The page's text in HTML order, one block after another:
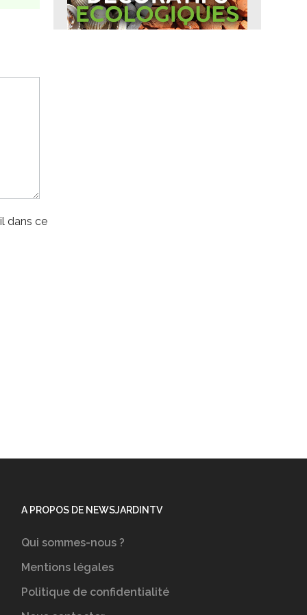
dans ce
A PROPOS DE NEWSJARDINTV
Qui sommes-nous ?
Mentions légales
Politique de confidentialité